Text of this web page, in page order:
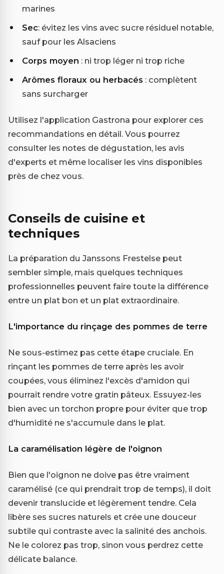
marines
Sec: évitez les vins avec sucre résiduel notable,
sauf pour les Alsaciens
Corps moyen : ni trop léger ni trop riche
Arômes floraux ou herbacés : complètent
sans surcharger
Utilisez l'application Gastrona pour explorer ces
recommandations en détail. Vous pourrez
consulter les notes de dégustation, les avis
d'experts et même localiser les vins disponibles
près de chez vous.
Conseils de cuisine et
techniques
La préparation du Janssons Frestelse peut
sembler simple, mais quelques techniques
professionnelles peuvent faire toute la différence
entre un plat bon et un plat extraordinaire.
L'importance du rinçage des pommes de terre
Ne sous-estimez pas cette étape cruciale. En
rinçant les pommes de terre après les avoir
coupées, vous éliminez l'excès d'amidon qui
pourrait rendre votre gratin pâteux. Essuyez-les
bien avec un torchon propre pour éviter que trop
d'humidité ne s'accumule dans le plat.
La caramélisation légère de l'oignon
Bien que l'oignon ne doive pas être vraiment
caramélisé (ce qui prendrait trop de temps), il doit
devenir translucide et légèrement tendre. Cela
libère ses sucres naturels et crée une douceur
subtile qui contraste avec la salinité des anchois.
Ne le colorez pas trop, sinon vous perdrez cette
délicate balance.